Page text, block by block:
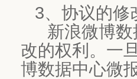
3、协议的修
新浪微博数
改的权利。一
博数据中心微